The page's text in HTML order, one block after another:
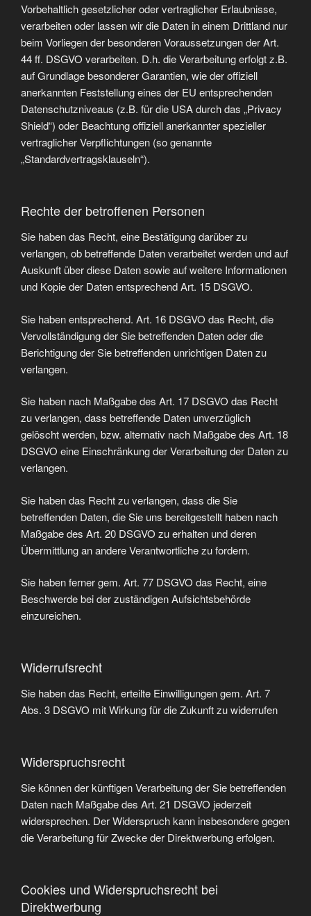
Vorbehaltlich gesetzlicher oder vertraglicher Erlaubnisse,
verarbeiten oder lassen wir die Daten in einem Drittland nur
beim Vorliegen der besonderen Voraussetzungen der Art.
44 ff. DSGVO verarbeiten. D.h. die Verarbeitung erfolgt z.B.
auf Grundlage besonderer Garantien, wie der offiziell
anerkannten Feststellung eines der EU entsprechenden
Datenschutzniveaus (z.B. für die USA durch das „Privacy
Shield“) oder Beachtung offiziell anerkannter spezieller
vertraglicher Verpflichtungen (so genannte
„Standardvertragsklauseln“).
Rechte der betroffenen Personen
Sie haben das Recht, eine Bestätigung darüber zu
verlangen, ob betreffende Daten verarbeitet werden und auf
Auskunft über diese Daten sowie auf weitere Informationen
und Kopie der Daten entsprechend Art. 15 DSGVO.
Sie haben entsprechend. Art. 16 DSGVO das Recht, die
Vervollständigung der Sie betreffenden Daten oder die
Berichtigung der Sie betreffenden unrichtigen Daten zu
verlangen.
Sie haben nach Maßgabe des Art. 17 DSGVO das Recht
zu verlangen, dass betreffende Daten unverzüglich
gelöscht werden, bzw. alternativ nach Maßgabe des Art. 18
DSGVO eine Einschränkung der Verarbeitung der Daten zu
verlangen.
Sie haben das Recht zu verlangen, dass die Sie
betreffenden Daten, die Sie uns bereitgestellt haben nach
Maßgabe des Art. 20 DSGVO zu erhalten und deren
Übermittlung an andere Verantwortliche zu fordern.
Sie haben ferner gem. Art. 77 DSGVO das Recht, eine
Beschwerde bei der zuständigen Aufsichtsbehörde
einzureichen.
Widerrufsrecht
Sie haben das Recht, erteilte Einwilligungen gem. Art. 7
Abs. 3 DSGVO mit Wirkung für die Zukunft zu widerrufen
Widerspruchsrecht
Sie können der künftigen Verarbeitung der Sie betreffenden
Daten nach Maßgabe des Art. 21 DSGVO jederzeit
widersprechen. Der Widerspruch kann insbesondere gegen
die Verarbeitung für Zwecke der Direktwerbung erfolgen.
Cookies und Widerspruchsrecht bei
Direktwerbung